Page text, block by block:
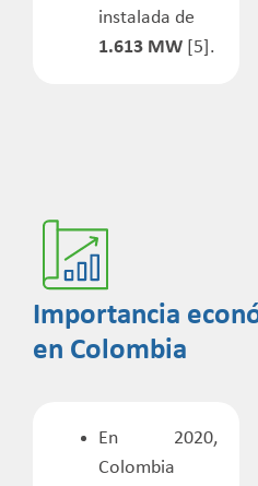
instalada de
1.613 MW [5] .
Importancia
en Colombia
En 2020,
Colombia